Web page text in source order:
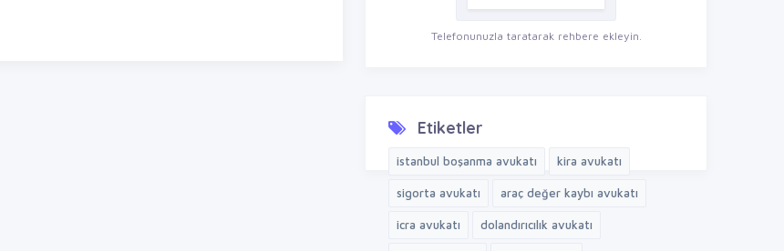
Telefonunuzla taratarak rehbere ekleyin.
Etiketler
istanbul boşanma avukatı kira avukatı
sigorta avukatı araç değer kaybı avukatı
icra avukatı dolandırıcılık avukatı